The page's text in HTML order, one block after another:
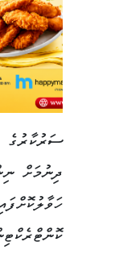
ސަރުކާރުގެ
ދިނުމަށް